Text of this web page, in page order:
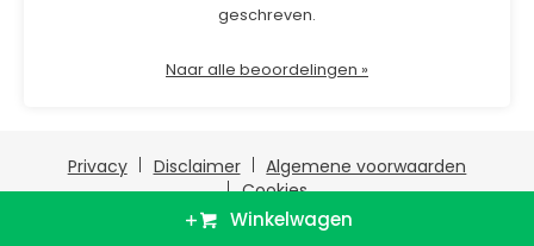
Winkelwagen
geschreven.
Naar alle beoordelingen »
Privacy Disclaimer
Algemene voorwaarden
Cookies
Copyright © 2026 Condooms.be